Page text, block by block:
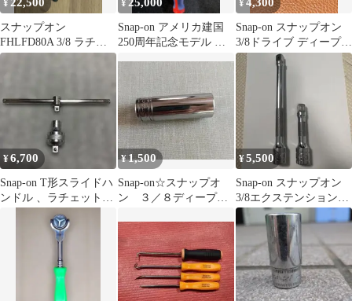
¥22,500
スナップオン
FHLFD80A 3/8 ラチェ
ット
¥25,000
Snap-on アメリカ建国
250周年記念モデル ラ
¥4,300
Snap-on スナップオン
3/8ドライブ ディープソ
ケット 2点セット
¥6,700
Snap-on T形スライドハ
ンドル 、ラチェットア
ダプタ 3/8インチセッ
¥1,500
Snap-on☆スナップオ
ン ３／８ディープソ
¥5,500
Snap-on スナップオン
3/8エクステンションバ
ー 2本セット